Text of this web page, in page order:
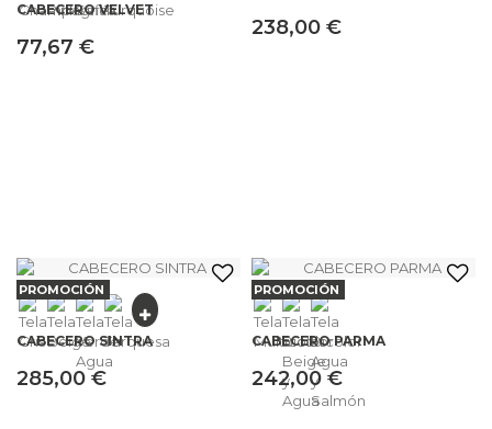
CABECERO VELVET
77,67 €
238,00 €
PROMOCIÓN
CABECERO SINTRA
285,00 €
PROMOCIÓN
CABECERO PARMA
242,00 €